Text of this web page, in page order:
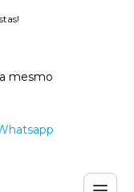
mesmo